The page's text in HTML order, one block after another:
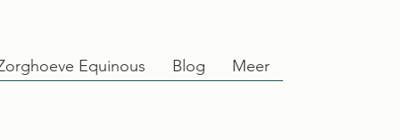
Equinous Blog Meer